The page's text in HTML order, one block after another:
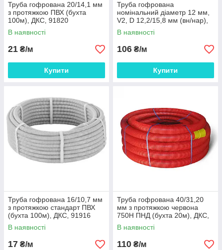
Труба гофрована 20/14,1 мм
з протяжкою ПВХ (бухта
100м), ДКС, 91820
В наявності
21 ₴/м
Купити
Труба гофрована
номінальний діаметр 12 мм,
V2, D 12,2/15,8 мм (вн/нар),
поліамід 6, колір чорний, з
протяжкою
В наявності
106 ₴/м
Купити
Труба гофрована 16/10,7 мм
з протяжкою стандарт ПВХ
(бухта 100м), ДКС, 91916
В наявності
17 ₴/м
Труба гофрована 40/31,20
мм з протяжкою червона
750Н ПНД (бухта 20м), ДКС,
11540
В наявності
110 ₴/м